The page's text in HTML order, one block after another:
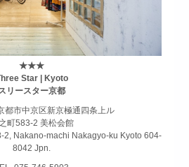
★★★
Star | Kyoto
リースター京都
都市中京区新京極通四条上ル
町583-2 美松会館
2, Nakano-machi Nakagyo-ku Kyoto 604-
8042 Jpn.